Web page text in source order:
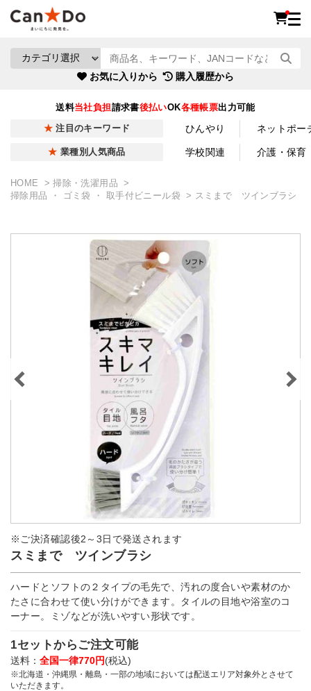
お気に入りから 購入履歴から
送料当社負担請求書後払いOK各種帳票出力可能
注目のキーワード ひんやり ネットポー
業種別人気商品 学校関連 介護・保育
HOME
掃除・洗濯用品
掃除用品 ・ ゴミ袋 ・ 取手付ビニール袋
スミまで ツインブラシ
※ご決済確認後2～3日で発送されます
スミまで ツインブラシ
ハードとソフトの２タイプの毛先で、汚れの度合いや素材のか
たさに合わせて使い分けができます。タイルの目地や浴室のコ
ーナー。ミゾなどが洗いやすい形状です。
1セットからご注文可能
送料： 全国一律770円(税込)
※北海道・沖縄県・離島・一部の地域においては配送エリア対象外とさせて
いただきます。